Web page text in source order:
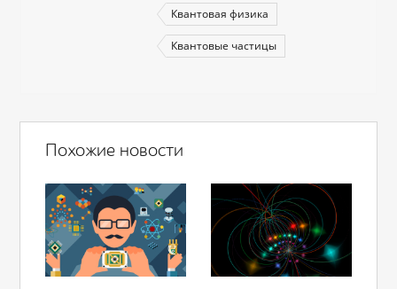
Квантовая физика
Квантовые частицы
Похожие новости